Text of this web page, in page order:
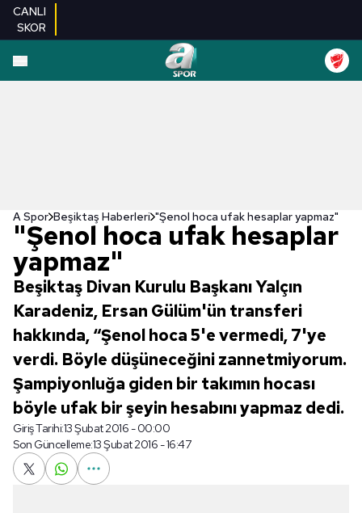
CANLI
SKOR
A Spor Beşiktaş Haberleri "Şenol hoca ufak hesaplar yapmaz"
"Şenol hoca ufak hesaplar
yapmaz"
Beşiktaş Divan Kurulu Başkanı Yalçın
Karadeniz, Ersan Gülüm'ün transferi
hakkında, “Şenol hoca 5'e vermedi, 7'ye
verdi. Böyle düşüneceğini zannetmiyorum.
Şampiyonluğa giden bir takımın hocası
böyle ufak bir şeyin hesabını yapmaz dedi.
Giriş Tarihi:13 Şubat 2016 - 00:00
Son Güncelleme:13 Şubat 2016 - 16:47